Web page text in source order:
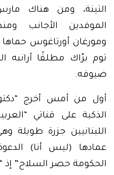
التينة، ومن هناك
الموفدين الأجانب
ومورغان أورتاغوس
توم برّاك مطلقًا أرانبه
ضيوفه.
أول من أمس أخرج
الذكية على قناتي
اللبنانيين جزرة طويلة
عمادها (ليس أنا)
الحكومة حصر السلاح” إذ